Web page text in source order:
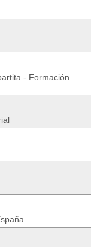
- Formación